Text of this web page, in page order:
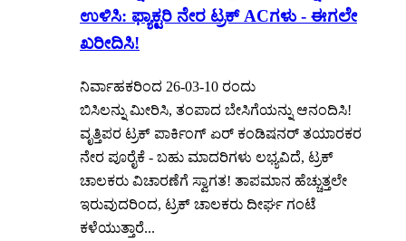
ಉಳಿಸಿ: ಫ್ಯಾಕ್ಟರಿ ನೇರ ಟ್ರಕ್ ACಗಳು - ಈಗಲೇ
ಖರೀದಿಸಿ!
ನಿರ್ವಾಹಕರಿಂದ 26-03-10 ರಂದು
ಬಿಸಿಲನ್ನು ಮೀರಿಸಿ, ತಂಪಾದ ಬೇಸಿಗೆಯನ್ನು ಆನಂದಿಸಿ!
ವೃತ್ತಿಪರ ಟ್ರಕ್ ಪಾರ್ಕಿಂಗ್ ಏರ್ ಕಂಡಿಷನರ್ ತಯಾರಕರ
ನೇರ ಪೂರೈಕೆ - ಬಹು ಮಾದರಿಗಳು ಲಭ್ಯವಿದೆ, ಟ್ರಕ್
ಚಾಲಕರು ವಿಚಾರಣೆಗೆ ಸ್ವಾಗತ! ತಾಪಮಾನ ಹೆಚ್ಚುತ್ತಲೇ
ಇರುವುದರಿಂದ, ಟ್ರಕ್ ಚಾಲಕರು ದೀರ್ಘ ಗಂಟೆ
ಕಳೆಯುತ್ತಾರೆ...